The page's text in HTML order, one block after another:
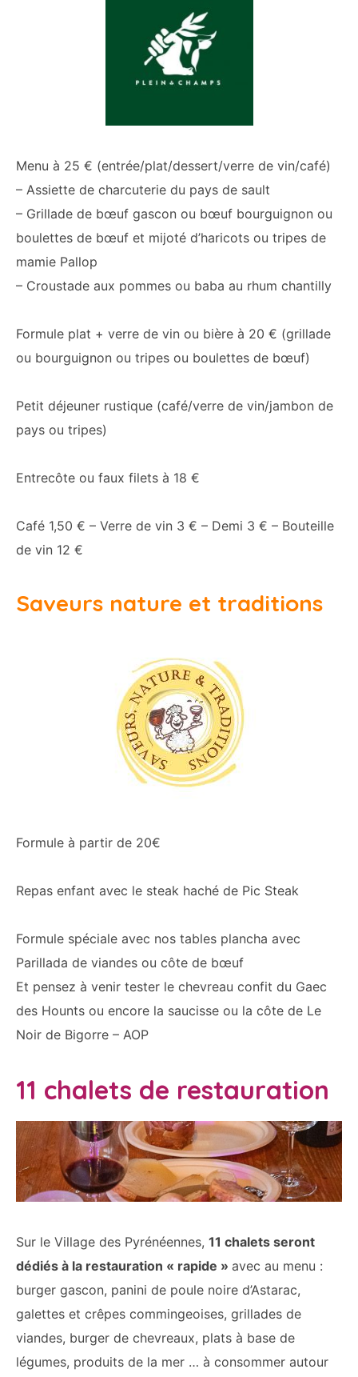
Menu à 25 € (entrée/plat/dessert/verre de vin/café)
– Assiette de charcuterie du pays de sault
– Grillade de bœuf gascon ou bœuf bourguignon ou
boulettes de bœuf et mijoté d’haricots ou tripes de
mamie Pallop
– Croustade aux pommes ou baba au rhum chantilly
Formule plat + verre de vin ou bière à 20 € (grillade
ou bourguignon ou tripes ou boulettes de bœuf)
Petit déjeuner rustique (café/verre de vin/jambon de
pays ou tripes)
Entrecôte ou faux filets à 18 €
Café 1,50 € – Verre de vin 3 € – Demi 3 € – Bouteille
de vin 12 €
Saveurs nature et traditions
Formule à partir de 20€
Repas enfant avec le steak haché de Pic Steak
Formule spéciale avec nos tables plancha avec
Parillada de viandes ou côte de bœuf
Et pensez à venir tester le chevreau confit du Gaec
des Hounts ou encore la saucisse ou la côte de Le
Noir de Bigorre – AOP
11 chalets de restauration
Sur le Village des Pyrénéennes, 11 chalets seront
dédiés à la restauration « rapide » avec au menu :
burger gascon, panini de poule noire d’Astarac,
galettes et crêpes commingeoises, grillades de
viandes, burger de chevreaux, plats à base de
légumes, produits de la mer … à consommer autour